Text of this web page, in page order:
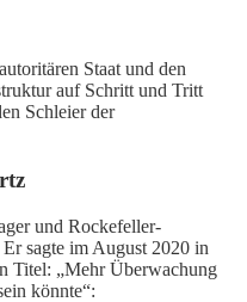
Staat und den
auf Schritt und Tritt
Schleier der
und Rockefeller-
sagte im August 2020 in
Titel: „Mehr Überwachung
könnte“: